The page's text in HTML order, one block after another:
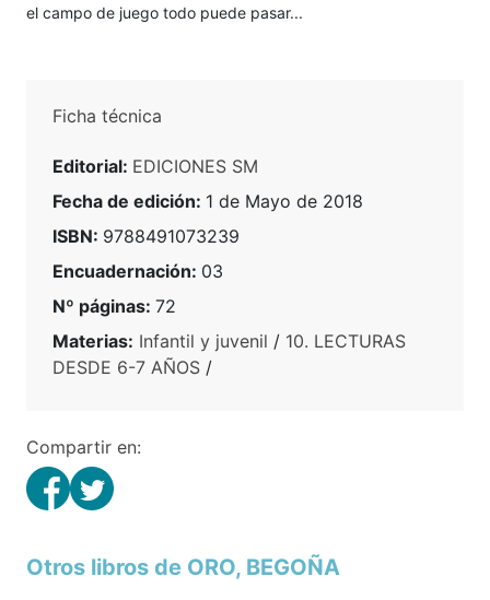
el campo de juego todo puede pasar...
Ficha técnica
Editorial: EDICIONES SM
Fecha de edición: 1 de Mayo de 2018
ISBN: 9788491073239
Encuadernación: 03
Nº páginas: 72
Materias: Infantil y juvenil / 10. LECTURAS
DESDE 6-7 AÑOS /
Compartir en:
Otros libros de ORO, BEGOÑA